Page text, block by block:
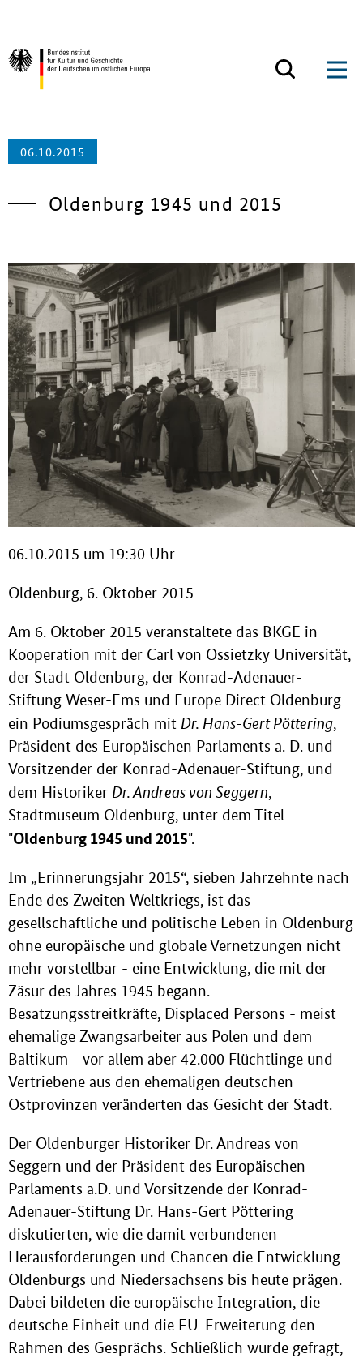
06.10.2015
Oldenburg 1945 und 2015
06.10.2015 um 19:30 Uhr
Oldenburg, 6. Oktober 2015
Am 6. Oktober 2015 veranstaltete das BKGE in
Kooperation mit der Carl von Ossietzky Universität,
der Stadt Oldenburg, der Konrad-Adenauer-
Stiftung Weser-Ems und Europe Direct Oldenburg
ein Podiumsgespräch mit Dr. Hans-Gert Pöttering,
Präsident des Europäischen Parlaments a. D. und
Vorsitzender der Konrad-Adenauer-Stiftung, und
dem Historiker Dr. Andreas von Seggern,
Stadtmuseum Oldenburg, unter dem Titel
"Oldenburg 1945 und 2015".
Im „Erinnerungsjahr 2015“, sieben Jahrzehnte nach
Ende des Zweiten Weltkriegs, ist das
gesellschaftliche und politische Leben in Oldenburg
ohne europäische und globale Vernetzungen nicht
mehr vorstellbar - eine Entwicklung, die mit der
Zäsur des Jahres 1945 begann.
Besatzungsstreitkräfte, Displaced Persons - meist
ehemalige Zwangsarbeiter aus Polen und dem
Baltikum - vor allem aber 42.000 Flüchtlinge und
Vertriebene aus den ehemaligen deutschen
Ostprovinzen veränderten das Gesicht der Stadt.
Der Oldenburger Historiker Dr. Andreas von
Seggern und der Präsident des Europäischen
Parlaments a.D. und Vorsitzende der Konrad-
Adenauer-Stiftung Dr. Hans-Gert Pöttering
diskutierten, wie die damit verbundenen
Herausforderungen und Chancen die Entwicklung
Oldenburgs und Niedersachsens bis heute prägen.
Dabei bildeten die europäische Integration, die
deutsche Einheit und die EU-Erweiterung den
Rahmen des Gesprächs. Schließlich wurde gefragt,